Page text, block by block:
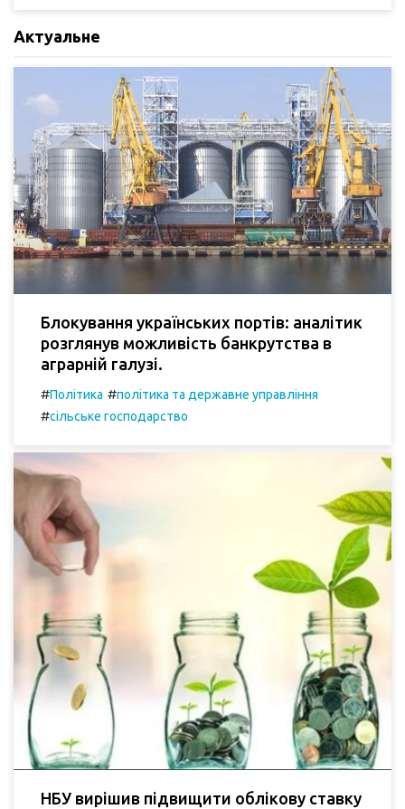
Актуальне
Блокування українських портів: аналітик
розглянув можливість банкрутства в
аграрній галузі.
#Політика #політика та державне управління
#сільське господарство
НБУ вирішив підвищити облікову ставку